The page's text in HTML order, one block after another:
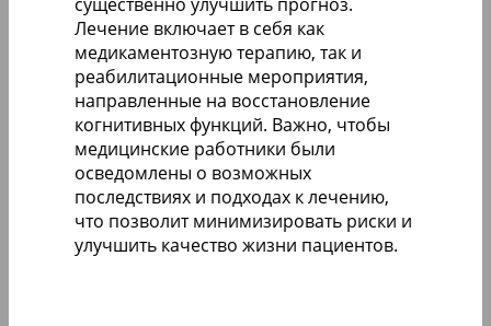
Лечение включает в себя как
медикаментозную терапию, так и
реабилитационные мероприятия,
направленные на восстановление
когнитивных функций. Важно, чтобы
медицинские работники были
осведомлены о возможных
последствиях и подходах к лечению,
что позволит минимизировать риски и
улучшить качество жизни пациентов.